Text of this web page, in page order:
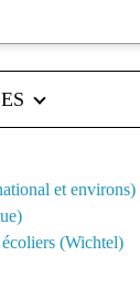
et environs)
(Wichtel)